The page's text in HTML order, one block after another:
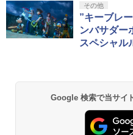
1
スプラ
コード版
￥5,832
スプラ
1
日本語
ese
￥
Beast
プロダ
￥7,286
1
【純正
ラー +
￥8,300
2
【純正
ラー (
￥7,681
1
【
第三章
ナル三
(オリジ
カー特
その他
”キーブレ
ンバサダー
スペシャル
Google 検索で当サイ